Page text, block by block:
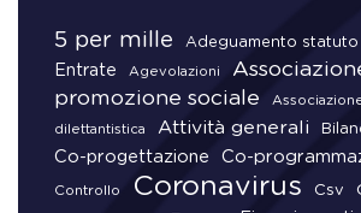
5 per mille Adeguamento statuto
Entrate
Agevolazioni
promozione sociale
dilettantistica Attività generali
Co-progettazione Co-
Controllo Coronavirus Csv